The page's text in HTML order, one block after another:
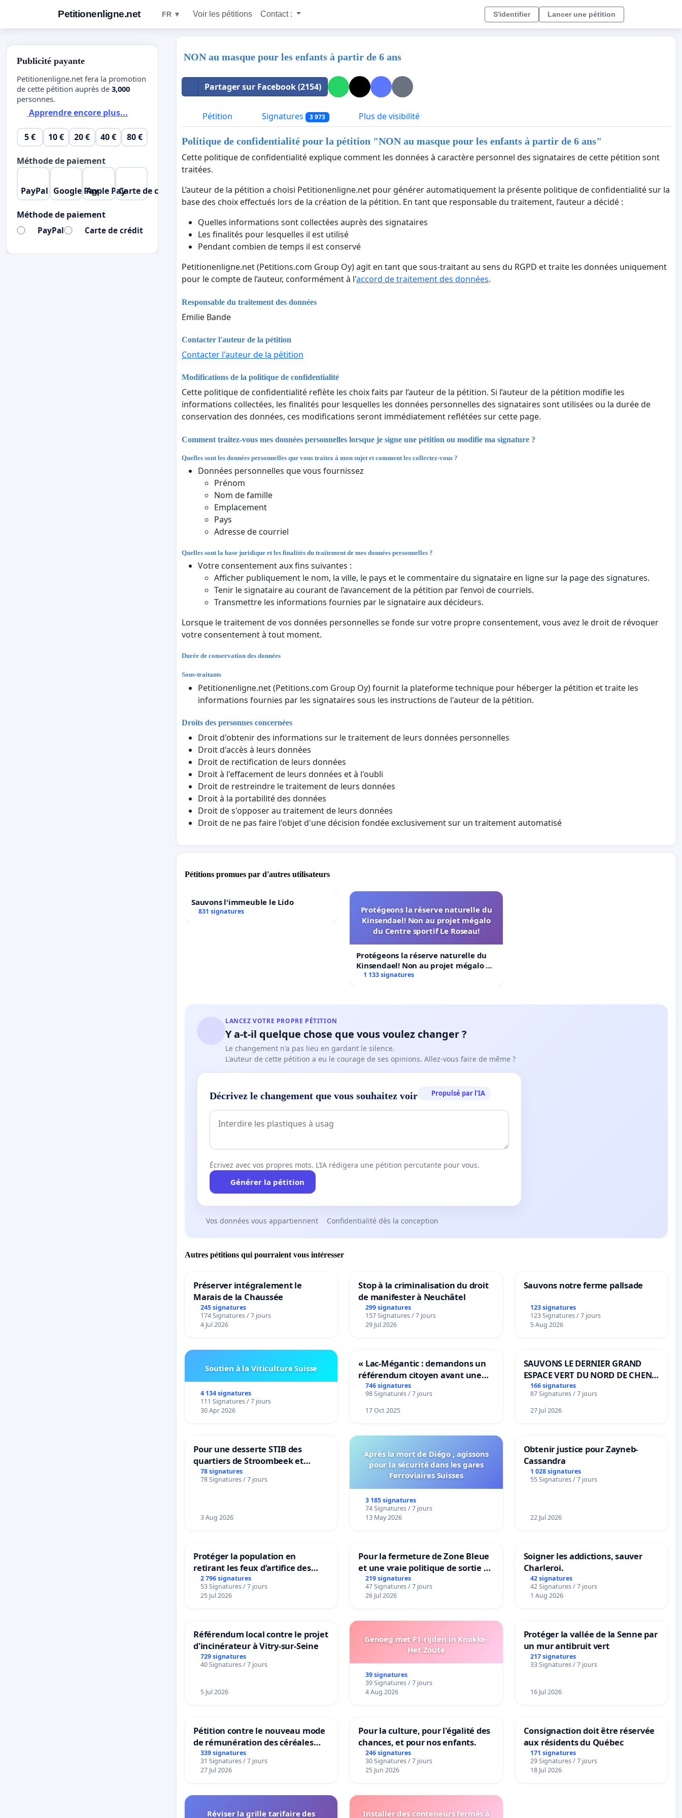
Petitionenligne.net FR ▼ Voir les pétitions Contact : S'identifier Lancer une pétition
NON au masque pour les enfants à partir de 6 ans
Partager sur Facebook (2154)
Pétition Signatures 3 973 Plus de visibilité
Politique de confidentialité pour la pétition "NON au masque pour les enfants à partir de 6 ans"
Cette politique de confidentialité explique comment les données à caractère personnel des signataires de cette pétition sont
traitées.
L’auteur de la pétition a choisi Petitionenligne.net pour générer automatiquement la présente politique de confidentialité sur la
base des choix effectués lors de la création de la pétition. En tant que responsable du traitement, l’auteur a décidé :
Quelles informations sont collectées auprès des signataires
Les finalités pour lesquelles il est utilisé
Pendant combien de temps il est conservé
Petitionenligne.net (Petitions.com Group Oy) agit en tant que sous-traitant au sens du RGPD et traite les données uniquement
pour le compte de l’auteur, conformément à l'accord de traitement des données.
Responsable du traitement des données
Emilie Bande
Contacter l'auteur de la pétition
Contacter l'auteur de la pétition
Modifications de la politique de confidentialité
Cette politique de confidentialité reflète les choix faits par l’auteur de la pétition. Si l’auteur de la pétition modifie les
informations collectées, les finalités pour lesquelles les données personnelles des signataires sont utilisées ou la durée de
conservation des données, ces modifications seront immédiatement reflétées sur cette page.
Comment traitez-vous mes données personnelles lorsque je signe une pétition ou modifie ma signature ?
Quelles sont les données personnelles que vous traitez à mon sujet et comment les collectez-vous ?
Données personnelles que vous fournissez
Prénom
Nom de famille
Emplacement
Pays
Adresse de courriel
Quelles sont la base juridique et les finalités du traitement de mes données personnelles ?
Votre consentement aux fins suivantes :
Afficher publiquement le nom, la ville, le pays et le commentaire du signataire en ligne sur la page des signatures.
Tenir le signataire au courant de l’avancement de la pétition par l’envoi de courriels.
Transmettre les informations fournies par le signataire aux décideurs.
Lorsque le traitement de vos données personnelles se fonde sur votre propre consentement, vous avez le droit de révoquer
votre consentement à tout moment.
Durée de conservation des données
Sous-traitants
Petitionenligne.net (Petitions.com Group Oy) fournit la plateforme technique pour héberger la pétition et traite les
informations fournies par les signataires sous les instructions de l'auteur de la pétition.
Droits des personnes concernées
Droit d'obtenir des informations sur le traitement de leurs données personnelles
Droit d'accès à leurs données
Droit de rectification de leurs données
Droit à l'effacement de leurs données et à l'oubli
Droit de restreindre le traitement de leurs données
Droit à la portabilité des données
Droit de s'opposer au traitement de leurs données
Droit de ne pas faire l'objet d'une décision fondée exclusivement sur un traitement automatisé
Pétitions promues par d'autres utilisateurs
Sauvons l'immeuble le Lido
831 signatures
Protégeons la réserve naturelle du
Kinsendael! Non au projet mégalo
du Centre sportif Le Roseau!
Protégeons la réserve naturelle du
Kinsendael! Non au projet mégalo du
Centre sportif Le Roseau!
1 133 signatures
LANCEZ VOTRE PROPRE PÉTITION
Y a-t-il quelque chose que vous voulez changer ?
Le changement n'a pas lieu en gardant le silence.
L'auteur de cette pétition a eu le courage de ses opinions. Allez-vous faire de même ?
Décrivez le changement que vous souhaitez voir Propulsé par l’IA
Écrivez avec vos propres mots. L’IA rédigera une pétition percutante pour vous.
Générer la pétition
Vos données vous appartiennent Confidentialité dès la conception
Autres pétitions qui pourraient vous intéresser
Préserver intégralement le
Marais de la Chaussée
245 signatures
174 Signatures / 7 jours
4 Jul 2026
Stop à la criminalisation du droit
de manifester à Neuchâtel
299 signatures
157 Signatures / 7 jours
29 Jul 2026
Sauvons notre ferme pallsade
123 signatures
123 Signatures / 7 jours
5 Aug 2026
Soutien à la Viticulture Suisse
4 134 signatures
111 Signatures / 7 jours
30 Apr 2026
« Lac-Mégantic : demandons un
référendum citoyen avant une
transformation irréversible de
notre territoire »
746 signatures
98 Signatures / 7 jours
17 Oct 2025
SAUVONS LE DERNIER GRAND
ESPACE VERT DU NORD DE CHENE-
BOUGERIES
166 signatures
87 Signatures / 7 jours
27 Jul 2026
Pour une desserte STIB des
quartiers de Stroombeek et
Beauval - Voor een MIVB-
bediening van de wijken
78 signatures
78 Signatures / 7 jours
3 Aug 2026
Après la mort de Diégo , agissons
pour la sécurité dans les gares
Ferroviaires Suisses
3 185 signatures
74 Signatures / 7 jours
13 May 2026
Obtenir justice pour Zayneb-
Cassandra
1 028 signatures
55 Signatures / 7 jours
22 Jul 2026
Protéger la population en
retirant les feux d’artifice des
rayons
2 796 signatures
53 Signatures / 7 jours
25 Jul 2026
Pour la fermeture de Zone Bleue
et une vraie politique de sortie de
la dépendance
219 signatures
47 Signatures / 7 jours
26 Jul 2026
Soigner les addictions, sauver
Charleroi.
42 signatures
42 Signatures / 7 jours
1 Aug 2026
Référendum local contre le projet
d'incinérateur à Vitry-sur-Seine
729 signatures
40 Signatures / 7 jours
5 Jul 2026
Genoeg met F1-rijden in Knokke-
Het Zoute
39 signatures
39 Signatures / 7 jours
4 Aug 2026
Protéger la vallée de la Senne par
un mur antibruit vert
217 signatures
33 Signatures / 7 jours
16 Jul 2026
Pétition contre le nouveau mode
de rémunération des céréales
panifiables de Swiss granum basé
sur la teneur en protéines
339 signatures
31 Signatures / 7 jours
27 Jul 2026
Pour la culture, pour l'égalité des
chances, et pour nos enfants.
246 signatures
30 Signatures / 7 jours
25 Jun 2026
Consignaction doit être réservée
aux résidents du Québec
171 signatures
29 Signatures / 7 jours
18 Jul 2026
Réviser la grille tarifaire des Installer des conteneurs fermés à
Publicité payante
Petitionenligne.net fera la promotion
de cette pétition auprès de 3,000
personnes.
Apprendre encore plus...
5 € 10 € 20 € 40 € 80 €
Méthode de paiement
PayPal Google PayApple PayCarte de crédit
Méthode de paiement
PayPal Carte de crédit